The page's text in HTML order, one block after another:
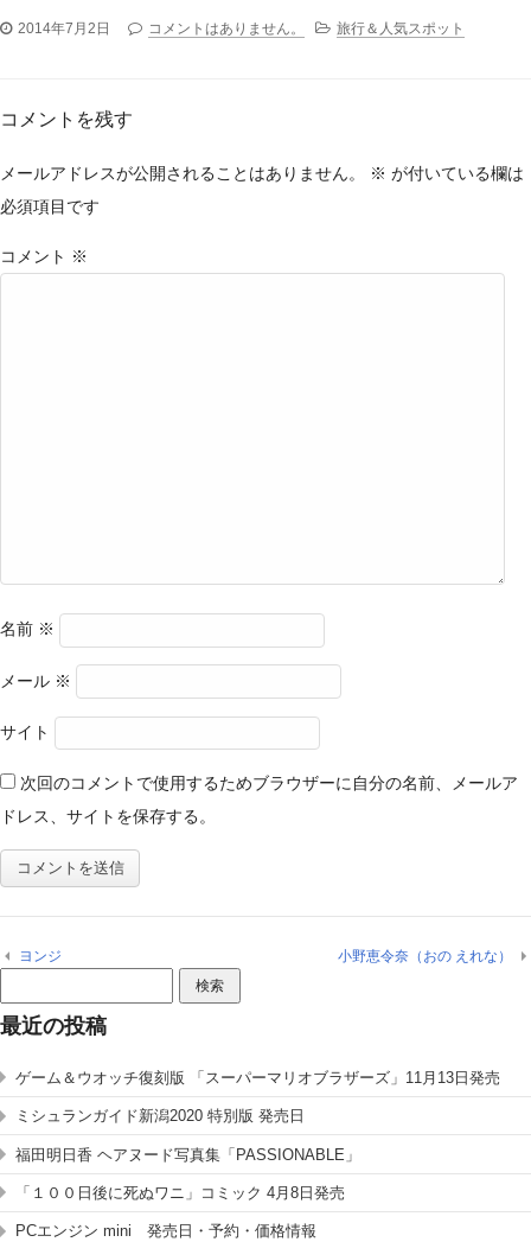
2014年7月2日 コメントはありません。 旅行＆人気スポット
コメントを残す
メールアドレスが公開されることはありません。 ※ が付いている欄は
必須項目です
コメント ※
名前 ※
メール ※
サイト
次回のコメントで使用するためブラウザーに自分の名前、メールア
ドレス、サイトを保存する。
ヨンジ 小野恵令奈（おの えれな）
索:
最近の投稿
ゲーム＆ウオッチ復刻版 「スーパーマリオブラザーズ」11月13日発売
ミシュランガイド新潟2020 特別版 発売日
福田明日香 ヘアヌード写真集「PASSIONABLE」
「１００日後に死ぬワニ」コミック 4月8日発売
PCエンジン mini 発売日・予約・価格情報